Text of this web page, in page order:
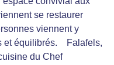
se restaurer
viennent y
et équilibrés. Falafels,
du Chef